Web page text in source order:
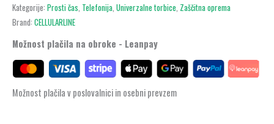
Kategorije: Prosti čas Telefonija Univerzalne torbice Zaščitna oprema
Brand: CELLULARLINE
Možnost plačila na obroke - Leanpay
Možnost plačila v poslovalnici in osebni prevzem